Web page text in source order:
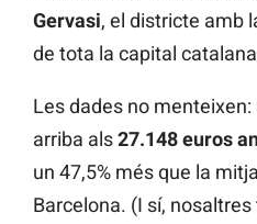
Gervasi, el districte amb
de tota la capital
Les dades no
arriba als27.148 euros
un 47,5% més que la
Barcelona. (I sí,